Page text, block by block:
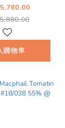
44.1%
Agency
Tokyo
購物車